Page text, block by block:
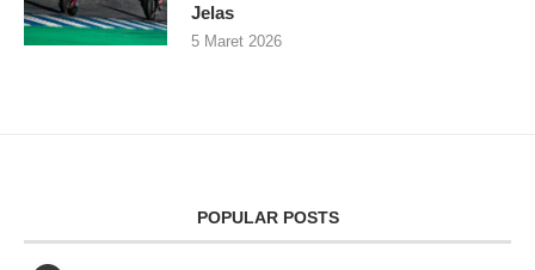
Jelas
5 Maret 2026
POPULAR POSTS